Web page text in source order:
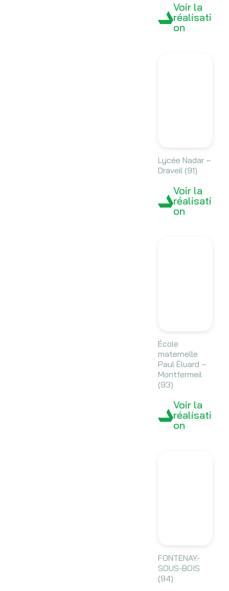
Voir la
réalisati
on
Lycée Nadar –
Draveil (91)
Voir la
réalisati
on
École
maternelle
Paul Éluard –
Montfermeil
(93)
Voir la
réalisati
on
FONTENAY-
SOUS-BOIS
(94)